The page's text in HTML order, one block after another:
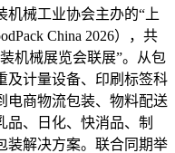
机械工业协会主办的“上
China 2026），共
机械展览会联展”。从包
及计量设备、印刷标签科
电商物流包装、物料配送
品、日化、快消品、制
装解决方案。联合同期举